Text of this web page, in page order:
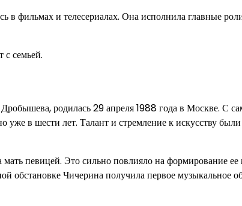
в фильмах и телесериалах. Она исполнила главные
семьей.
родилась 29 апреля 1988 года в Москве. С
уже в шести лет. Талант и стремление к искусству
певицей. Это сильно повлияло на формирование
обстановке Чичерина получила первое музыкальное